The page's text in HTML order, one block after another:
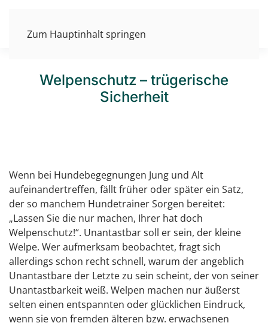
Zum Hauptinhalt springen
Welpenschutz – trügerische
Sicherheit
Wenn bei Hundebegegnungen Jung und Alt
aufeinandertreffen, fällt früher oder später ein Satz,
der so manchem Hundetrainer Sorgen bereitet:
„Lassen Sie die nur machen, Ihrer hat doch
Welpenschutz!“. Unantastbar soll er sein, der kleine
Welpe. Wer aufmerksam beobachtet, fragt sich
allerdings schon recht schnell, warum der angeblich
Unantastbare der Letzte zu sein scheint, der von seiner
Unantastbarkeit weiß. Welpen machen nur äußerst
selten einen entspannten oder glücklichen Eindruck,
wenn sie von fremden älteren bzw. erwachsenen